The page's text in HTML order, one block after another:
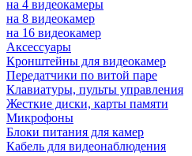
на 4 видеокамеры
на 8 видеокамер
на 16 видеокамер
Аксессуары
Кронштейны для видеокамер
Передатчики по витой паре
Клавиатуры, пульты управления
Жесткие диски, карты памяти
Микрофоны
Блоки питания для камер
Кабель для видеонаблюдения